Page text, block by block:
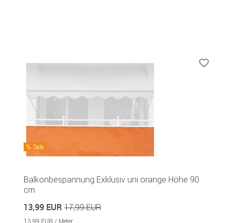
Sale
Balkonbespannung Exklusiv uni orange Höhe 90
cm
13,99 EUR 17,99 EUR
13,99 EUR / Meter